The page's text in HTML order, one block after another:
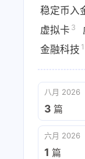
稳定币入
虚拟卡 3
金融科技 1
八月 2026
3 篇
六月 2026
1 篇